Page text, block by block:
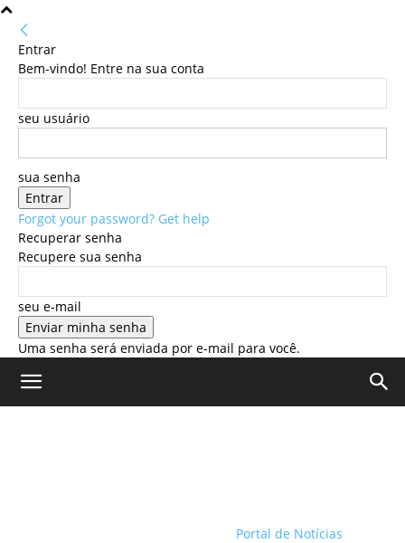
Entrar
Bem-vindo! Entre na sua conta
seu usuário
sua senha
Forgot your password? Get help
Recuperar senha
Recupere sua senha
seu e-mail
Uma senha será enviada por e-mail para você.
Portal de Notícias